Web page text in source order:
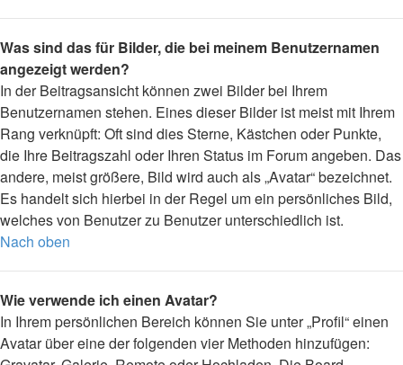
Was sind das für Bilder, die bei meinem Benutzernamen
angezeigt werden?
In der Beitragsansicht können zwei Bilder bei Ihrem
Benutzernamen stehen. Eines dieser Bilder ist meist mit Ihrem
Rang verknüpft: Oft sind dies Sterne, Kästchen oder Punkte,
die Ihre Beitragszahl oder Ihren Status im Forum angeben. Das
andere, meist größere, Bild wird auch als „Avatar“ bezeichnet.
Es handelt sich hierbei in der Regel um ein persönliches Bild,
welches von Benutzer zu Benutzer unterschiedlich ist.
Nach oben
Wie verwende ich einen Avatar?
In Ihrem persönlichen Bereich können Sie unter „Profil“ einen
Avatar über eine der folgenden vier Methoden hinzufügen: